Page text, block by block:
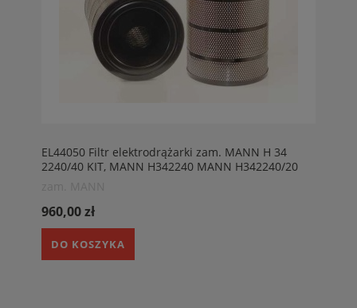
EL44050 Filtr elektrodrążarki zam. MANN H 34
2240/40 KIT, MANN H342240 MANN H342240/20
960,00 zł
DO KOSZYKA